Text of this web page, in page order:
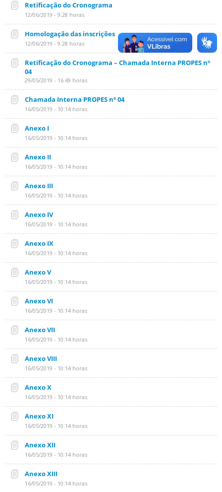
Retificação do Cronograma
12/06/2019 - 9:28 horas
Homologação das inscrições
12/06/2019 - 9:28 horas
Retificação do Cronograma – Chamada Interna PROPES nº
04
29/05/2019 - 16:49 horas
Chamada Interna PROPES nº 04
16/05/2019 - 10:14 horas
Anexo I
16/05/2019 - 10:14 horas
Anexo II
16/05/2019 - 10:14 horas
Anexo III
16/05/2019 - 10:14 horas
Anexo IV
16/05/2019 - 10:14 horas
Anexo IX
16/05/2019 - 10:14 horas
Anexo V
16/05/2019 - 10:14 horas
Anexo VI
16/05/2019 - 10:14 horas
Anexo VII
16/05/2019 - 10:14 horas
Anexo VIII
16/05/2019 - 10:14 horas
Anexo X
16/05/2019 - 10:14 horas
Anexo XI
16/05/2019 - 10:14 horas
Anexo XII
16/05/2019 - 10:14 horas
Anexo XIII
16/05/2019 - 10:14 horas